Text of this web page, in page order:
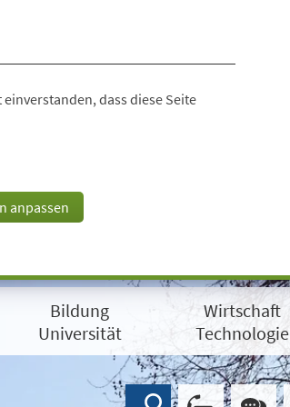
dass diese Seite
anpassen
Bildung
Universität
Wirtschaft
Technologie